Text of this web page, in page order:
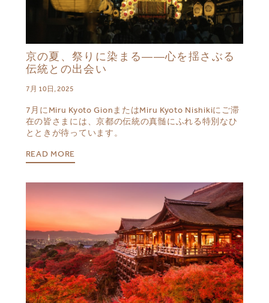
京の夏、祭りに染まる――心を揺さぶる
伝統との出会い
7月 10日, 2025
7月にMiru Kyoto GionまたはMiru Kyoto Nishikiにご滞
在の皆さまには、京都の伝統の真髄にふれる特別なひ
とときが待っています。
READ MORE